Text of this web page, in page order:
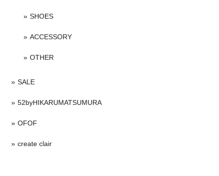
SHOES
ACCESSORY
OTHER
SALE
52byHIKARUMATSUMURA
OFOF
create clair